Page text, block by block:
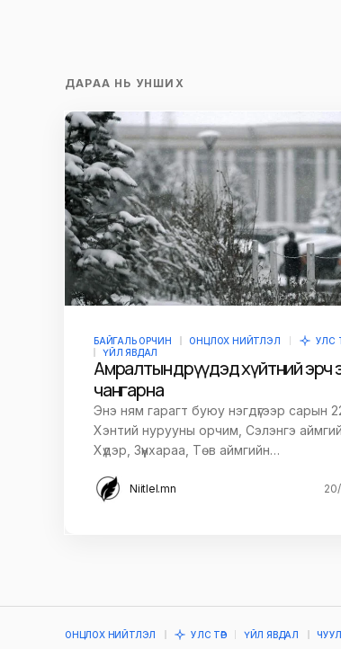
ДАРАА НЬ УНШИХ
БАЙГАЛЬ ОРЧИН ОНЦЛОХ НИЙТЛЭЛ
УЛС
ҮЙЛ ЯВДАЛ
Амралтын өдрүүдэд хүйтний эрч
чангарна
Энэ ням гарагт буюу нэгдүгээр сарын
Хэнтий нурууны орчим, Сэлэнгэ
Хүдэр, Зүүнхараа, Төв аймгийн…
Niitlel.mn
ОНЦЛОХ НИЙТЛЭЛ УЛС ТӨР ҮЙЛ ЯВДАЛ